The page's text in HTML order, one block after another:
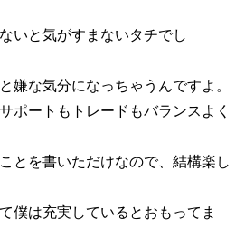
いと気がすまないタチでし
嫌な気分になっちゃうんですよ。
ポートもトレードもバランスよく
とを書いただけなので、結構楽し
僕は充実しているとおもってま